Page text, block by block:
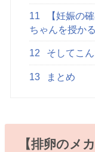
11
【妊娠の
ちゃんを授かる
12 そしてこ
13 まとめ
【排卵のメ